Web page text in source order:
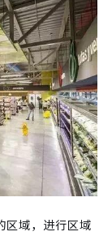
区域，进行区域